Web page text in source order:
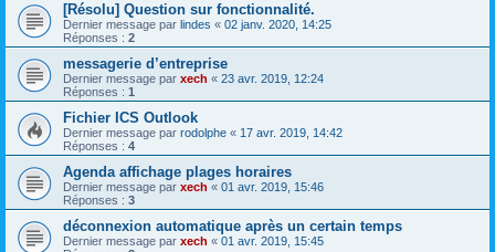
[Résolu] Question sur fonctionnalité.
Dernier message par lindes « 02 janv. 2020, 14:25
Réponses : 2
messagerie d’entreprise
Dernier message par xech « 23 avr. 2019, 12:24
Réponses : 1
Fichier ICS Outlook
Dernier message par rodolphe « 17 avr. 2019, 14:42
Réponses : 4
Agenda affichage plages horaires
Dernier message par xech « 01 avr. 2019, 15:46
Réponses : 3
déconnexion automatique après un certain temps
Dernier message par xech « 01 avr. 2019, 15:45